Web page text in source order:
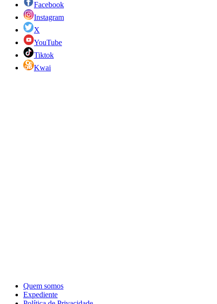
Facebook
Instagram
X
YouTube
Tiktok
Kwai
Quem somos
Expediente